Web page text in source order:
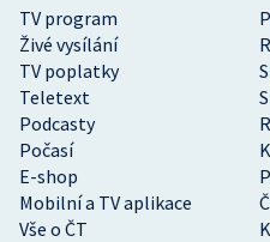
TV program
Živé vysílání
TV poplatky
Teletext
Podcasty
Počasí
E-shop
Mobilní a TV aplikace
Vše o ČT